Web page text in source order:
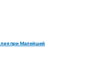
при Малейшей